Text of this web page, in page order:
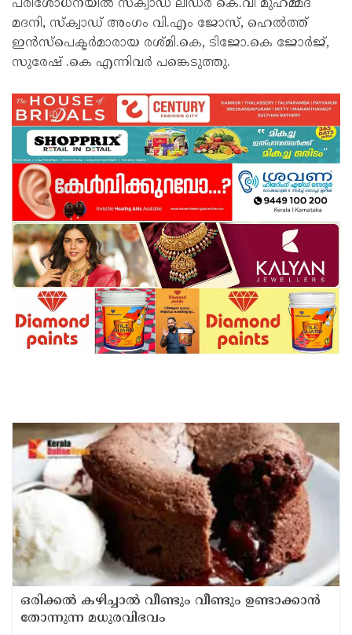
പരിശോധനയിൽ സ്‌ക്വാഡ് ലീഡർ കെ.വി മുഹമ്മദ്
മദനി, സ്‌ക്വാഡ് അംഗം വി.എം ജോസ്, ഹെൽത്ത്
ഇൻസ്പെക്ടർമാരായ രശ്മി.കെ, ടിജോ.കെ ജോർജ്,
സുരേഷ് .കെ എന്നിവർ പങ്കെടുത്തു.
ഒരിക്കൽ കഴിച്ചാൽ വീണ്ടും വീണ്ടും ഉണ്ടാക്കാൻ
തോന്നുന്ന മധുരവിഭവം